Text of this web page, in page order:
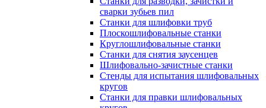
сварки зубьев пил
Станки для шлифовки труб
Плоскошлифовальные станки
Круглошлифовальные станки
Станки для снятия заусенцев
Шлифовально-зачистные станки
Стенды для испытания шлифовальных
кругов
Станки для правки шлифовальных